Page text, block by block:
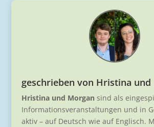
geschrieben von Hristina und
Hristina und Morgan sind als
Informationsveranstaltungen und in
aktiv – auf Deutsch wie auf Englisch.